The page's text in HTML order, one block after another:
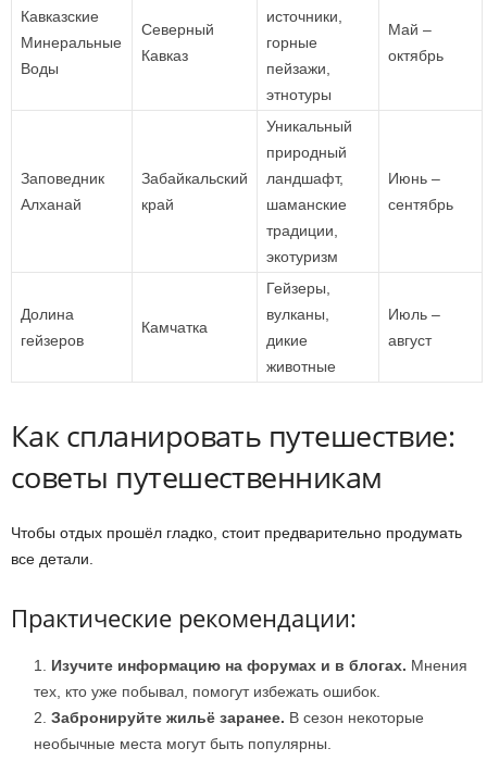
Кавказские
Минеральные
Воды
Северный
Кавказ
источники,
горные
пейзажи,
этнотуры
Май –
октябрь
Заповедник
Алханай
Забайкальский
край
Уникальный
природный
ландшафт,
шаманские
традиции,
экотуризм
Июнь –
сентябрь
Долина
гейзеров
Камчатка
Гейзеры,
вулканы,
дикие
животные
Июль –
август
Как спланировать путешествие:
советы путешественникам
Чтобы отдых прошёл гладко, стоит предварительно продумать
все детали.
Практические рекомендации:
Изучите информацию на форумах и в блогах. Мнения
тех, кто уже побывал, помогут избежать ошибок.
Забронируйте жильё заранее. В сезон некоторые
необычные места могут быть популярны.